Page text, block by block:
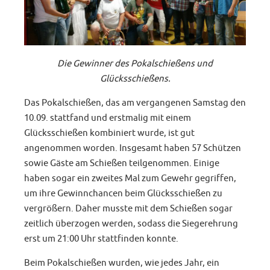
Die Gewinner des Pokalschießens und
Glücksschießens.
Das Pokalschießen, das am vergangenen Samstag den
10.09. stattfand und erstmalig mit einem
Glücksschießen kombiniert wurde, ist gut
angenommen worden. Insgesamt haben 57 Schützen
sowie Gäste am Schießen teilgenommen. Einige
haben sogar ein zweites Mal zum Gewehr gegriffen,
um ihre Gewinnchancen beim Glücksschießen zu
vergrößern. Daher musste mit dem Schießen sogar
zeitlich überzogen werden, sodass die Siegerehrung
erst um 21:00 Uhr stattfinden konnte.
Beim Pokalschießen wurden, wie jedes Jahr, ein